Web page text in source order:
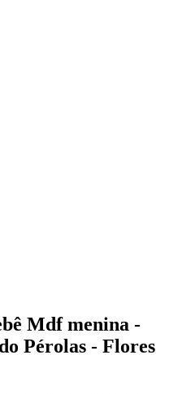
Mdf menina -
Pérolas - Flores